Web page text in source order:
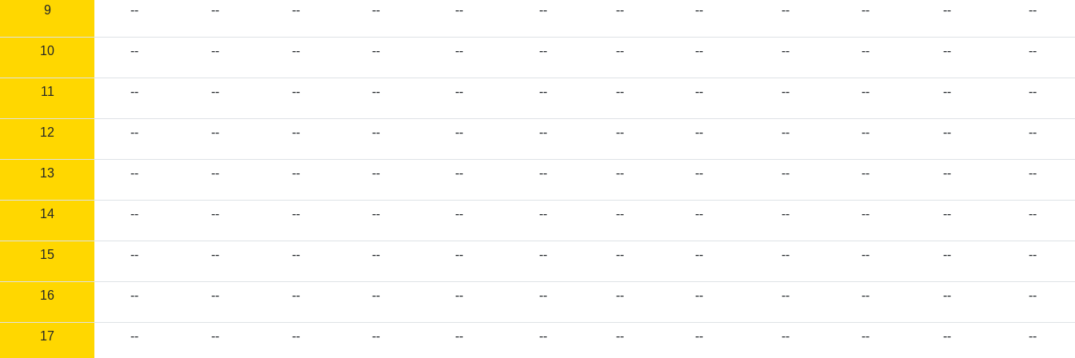
9 -- -- -- -- -- -- -- -- -- -- -- --
10 -- -- -- -- -- -- -- -- -- -- -- --
11 -- -- -- -- -- -- -- -- -- -- -- --
12 -- -- -- -- -- -- -- -- -- -- -- --
13 -- -- -- -- -- -- -- -- -- -- -- --
14 -- -- -- -- -- -- -- -- -- -- -- --
15 -- -- -- -- -- -- -- -- -- -- -- --
16 -- -- -- -- -- -- -- -- -- -- -- --
17 -- -- -- -- -- -- -- -- -- -- -- --